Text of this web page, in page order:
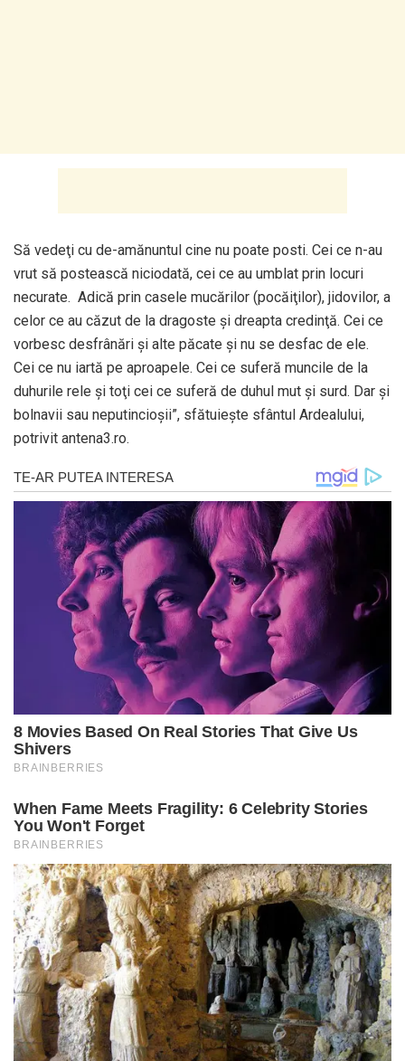
Să vedeţi cu de-amănuntul cine nu poate posti. Cei ce n-au
vrut să postească niciodată, cei ce au umblat prin locuri
necurate. Adică prin casele mucărilor (pocăiţilor), jidovilor, a
celor ce au căzut de la dragoste şi dreapta credinţă. Cei ce
vorbesc desfrânări şi alte păcate şi nu se desfac de ele.
Cei ce nu iartă pe aproapele. Cei ce suferă muncile de la
duhurile rele şi toţi cei ce suferă de duhul mut şi surd. Dar şi
bolnavii sau neputincioşii”, sfătuiește sfântul Ardealului,
potrivit antena3.ro.